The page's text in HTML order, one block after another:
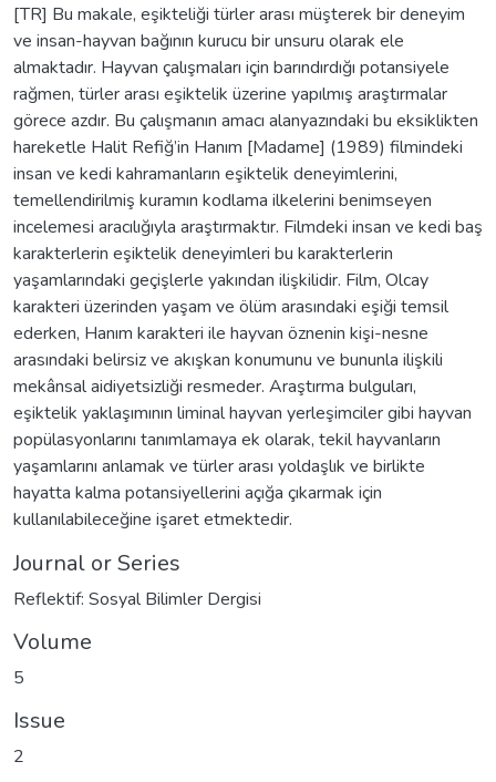
[TR] Bu makale, eşikteliği türler arası müşterek bir deneyim
ve insan-hayvan bağının kurucu bir unsuru olarak ele
almaktadır. Hayvan çalışmaları için barındırdığı potansiyele
rağmen, türler arası eşiktelik üzerine yapılmış araştırmalar
görece azdır. Bu çalışmanın amacı alanyazındaki bu eksiklikten
hareketle Halit Refiğ’in Hanım [Madame] (1989) filmindeki
insan ve kedi kahramanların eşiktelik deneyimlerini,
temellendirilmiş kuramın kodlama ilkelerini benimseyen
incelemesi aracılığıyla araştırmaktır. Filmdeki insan ve kedi baş
karakterlerin eşiktelik deneyimleri bu karakterlerin
yaşamlarındaki geçişlerle yakından ilişkilidir. Film, Olcay
karakteri üzerinden yaşam ve ölüm arasındaki eşiği temsil
ederken, Hanım karakteri ile hayvan öznenin kişi-nesne
arasındaki belirsiz ve akışkan konumunu ve bununla ilişkili
mekânsal aidiyetsizliği resmeder. Araştırma bulguları,
eşiktelik yaklaşımının liminal hayvan yerleşimciler gibi hayvan
popülasyonlarını tanımlamaya ek olarak, tekil hayvanların
yaşamlarını anlamak ve türler arası yoldaşlık ve birlikte
hayatta kalma potansiyellerini açığa çıkarmak için
kullanılabileceğine işaret etmektedir.
Journal or Series
Reflektif: Sosyal Bilimler Dergisi
Volume
5
Issue
2